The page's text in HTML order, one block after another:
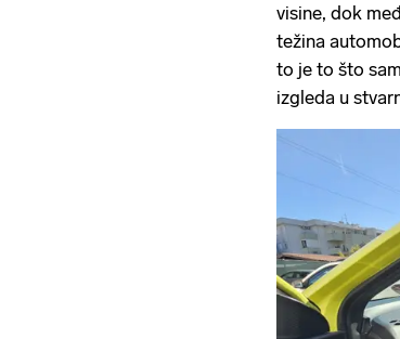
visine, dok
težina
to je to što
izgleda u